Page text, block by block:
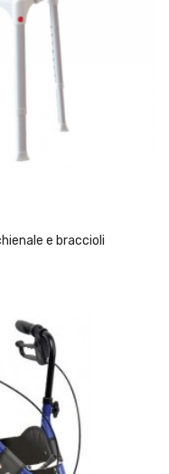
e braccioli